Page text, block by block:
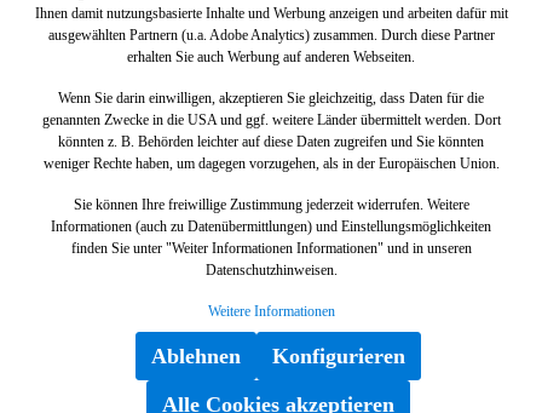
Ihnen damit nutzungsbasierte Inhalte und Werbung anzeigen und arbeiten dafür mit
ausgewählten Partnern (u.a. Adobe Analytics) zusammen. Durch diese Partner
erhalten Sie auch Werbung auf anderen Webseiten.
Wenn Sie darin einwilligen, akzeptieren Sie gleichzeitig, dass Daten für die
genannten Zwecke in die USA und ggf. weitere Länder übermittelt werden. Dort
könnten z. B. Behörden leichter auf diese Daten zugreifen und Sie könnten
weniger Rechte haben, um dagegen vorzugehen, als in der Europäischen Union.
Sie können Ihre freiwillige Zustimmung jederzeit widerrufen. Weitere
Informationen (auch zu Datenübermittlungen) und Einstellungsmöglichkeiten
finden Sie unter "Weiter Informationen Informationen" und in unseren
Datenschutzhinweisen.
Weitere Informationen
Ablehnen
Konfigurieren
Alle Cookies akzeptieren